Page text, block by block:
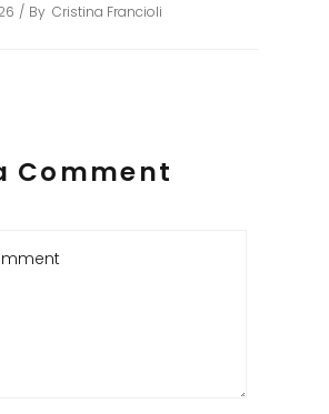
By Cristina Francioli
Comment